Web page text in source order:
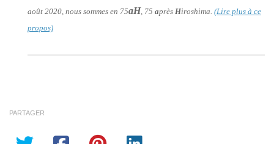
août 2020, nous sommes en 75aH, 75 après Hiroshima. (Lire plus à ce
propos)
PARTAGER